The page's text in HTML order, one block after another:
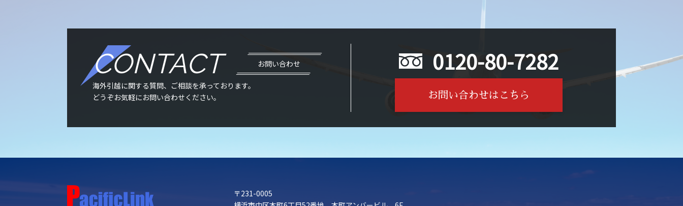
CONTACT お問い合わせ
海外引越に関する質問、ご相談を承っております。
どうぞお気軽にお問い合わせください。
0120-80-7282
お問い合わせはこちら
〒231-0005